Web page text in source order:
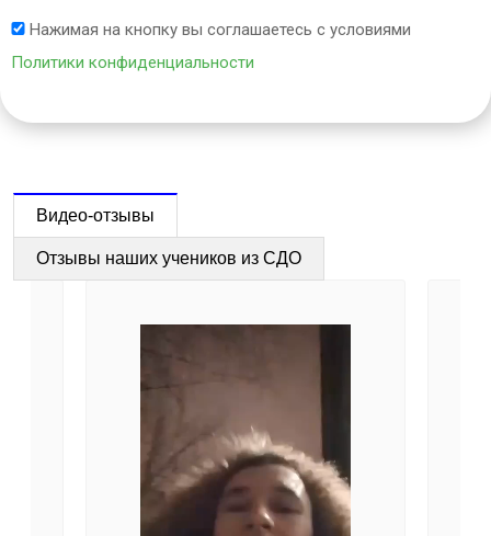
Нажимая на кнопку вы соглашаетесь с условиями
Политики конфиденциальности
Видео-отзывы
Отзывы наших учеников из СДО